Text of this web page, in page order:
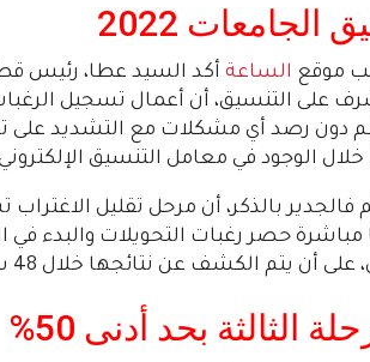
الجامعات 2022
موقع الساعة أكد السيد عطا، رئيس
على التنسيق، أن أعمال تسجيل
دون رصد أي مشكلات مع التشديد على
خلال الوجود في معامل التنسيق
مباشرة حصر رغبات التحويلات والبدء في
يتم الكشف عن نتائجها خلال 48 ساعة من غلق باب التسجيل والتحويلات.
الثالثة بحد أدنى 50%